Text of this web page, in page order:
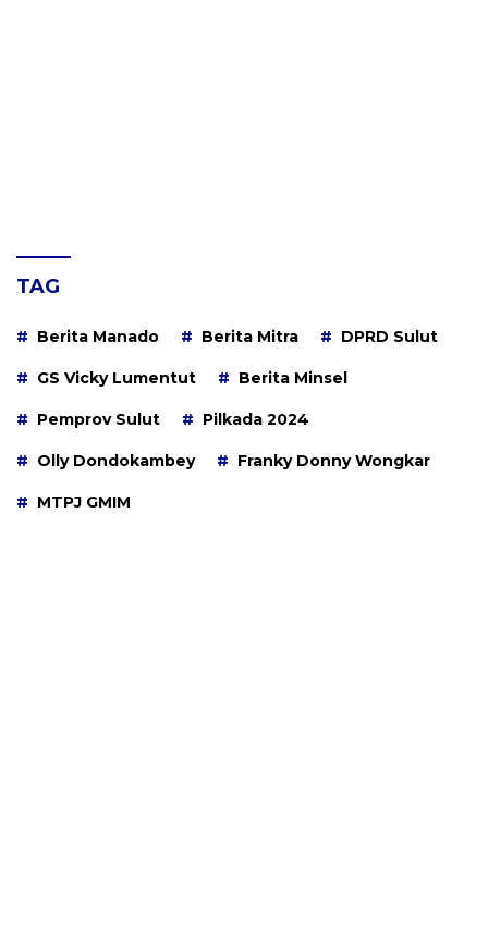
TAG
Berita Manado Berita Mitra DPRD Sulut
GS Vicky Lumentut Berita Minsel
Pemprov Sulut Pilkada 2024
Olly Dondokambey Franky Donny Wongkar
MTPJ GMIM